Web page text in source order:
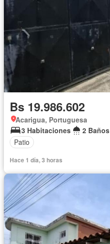
Bs 19.986.602
Acarigua, Portuguesa
3 Habitaciones
2 Baños
Patio
Hace 1 día, 3 horas